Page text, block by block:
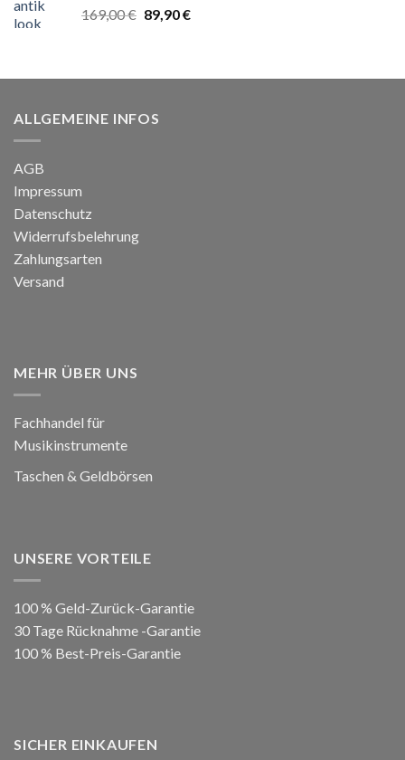
169,00€ Ursprünglicher
89,90€Aktueller
ALLGEMEINE INFOS
AGB
Impressum
Datenschutz
Widerrufsbelehrung
Zahlungsarten
Versand
MEHR ÜBER UNS
Fachhandel für
Musikinstrumente
Taschen & Geldbörsen
UNSERE VORTEILE
100 % Geld-Zurück-Garantie
30 Tage Rücknahme -Garantie
100 % Best-Preis-Garantie
SICHER EINKAUFEN